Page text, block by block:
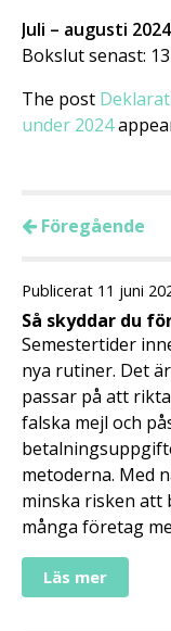
Juli – augusti 2024
Bokslut senast:
The post
under 2024
Föregående
Publicerat 11 juni
Så skyddar du
Semestertider
nya rutiner. Det
passar på att
falska mejl och
metoderna. Med
minska risken att
många företag
Läs mer